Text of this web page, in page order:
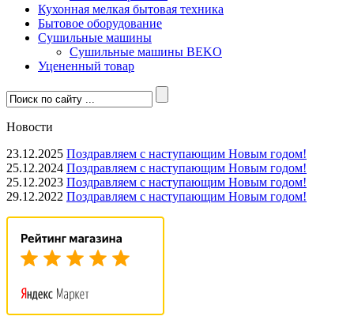
Кухонная мелкая бытовая техника
Бытовое оборудование
Сушильные машины
Сушильные машины BEKO
Уцененный товар
Новости
23.12.2025 Поздравляем с наступающим Новым годом!
25.12.2024 Поздравляем с наступающим Новым годом!
25.12.2023 Поздравляем с наступающим Новым годом!
29.12.2022 Поздравляем с наступающим Новым годом!